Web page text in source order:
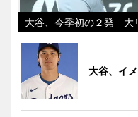
大谷、今季初の２発 大
大谷、イ